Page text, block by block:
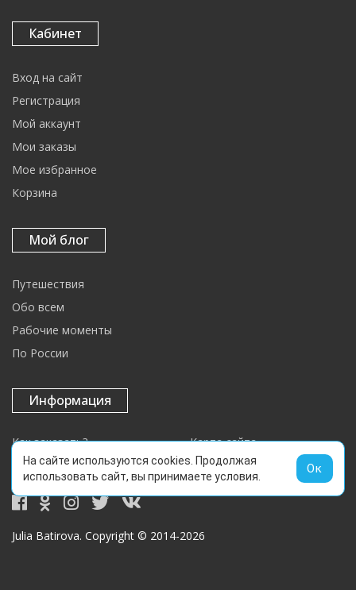
Кабинет
Вход на сайт
Регистрация
Мой аккаунт
Мои заказы
Мое избранное
Корзина
Мой блог
Путешествия
Обо всем
Рабочие моменты
По России
Информация
Как заказать?
Карта сайта
info@julia-batirova.com
Julia Batirova. Copyright © 2014-2026
На сайте используются cookies. Продолжая
использовать сайт, вы принимаете условия
Ок